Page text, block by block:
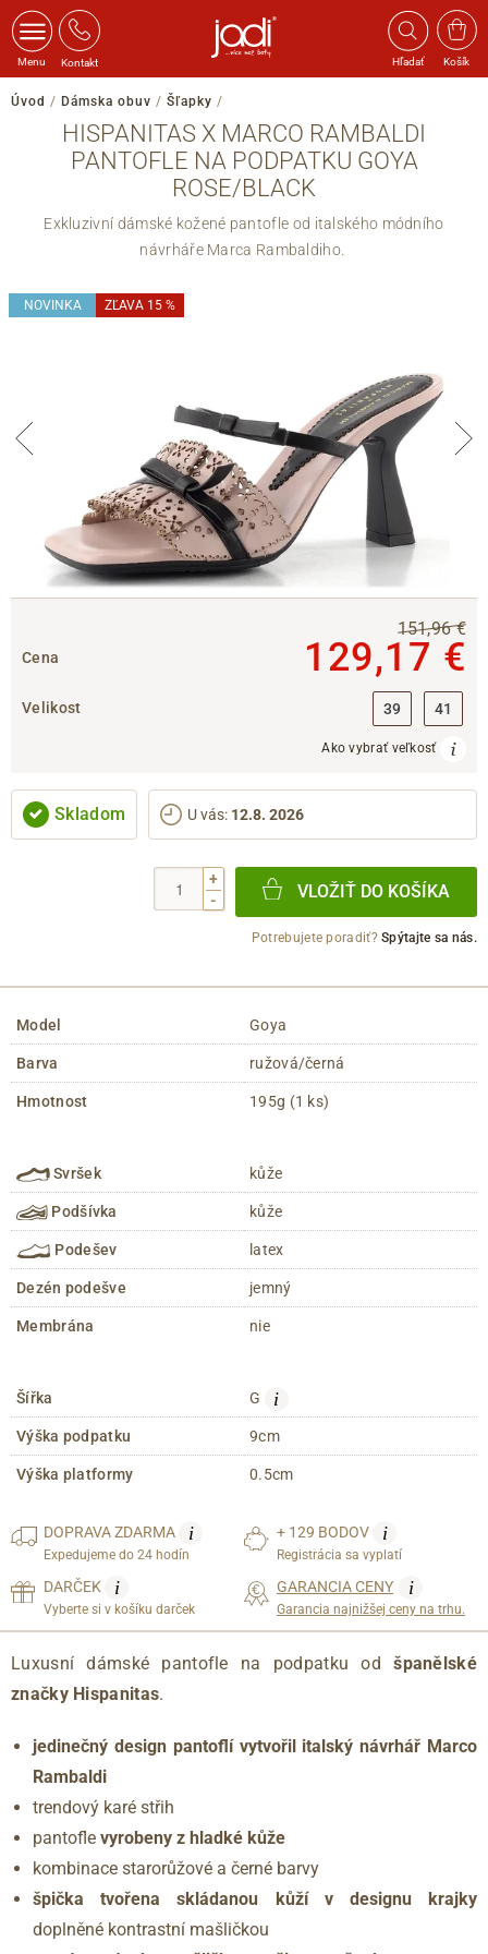
Menu Kontakt Hľadať Košík
Úvod / Dámska obuv / Šľapky /
HISPANITAS X MARCO RAMBALDI
PANTOFLE NA PODPATKU GOYA
ROSE/BLACK
Exkluzivní dámské kožené pantofle od italského módního
návrháře Marca Rambaldiho.
NOVINKA ZĽAVA 15 %
Cena
151,96 €
129,17 €
Velikost 39 41
Ako vybrať veľkosť
Skladom U vás: 12.8. 2026
+
-
VLOŽIŤ DO KOŠÍKA
Potrebujete poradiť?Spýtajte sa nás.
Model Goya
Barva ružová/černá
Hmotnost 195g (1 ks)
Svršek kůže
Podšívka kůže
Podešev latex
Dezén podešve jemný
Membrána nie
Šířka G i
Výška podpatku 9cm
Výška platformy 0.5cm
DOPRAVAZDARMA i
Expedujeme do 24 hodín
+ 129 BODOV i
Registrácia sa vyplatí
DARČEK i
Vyberte si v košíku darček
GARANCIA CENY i
Garancia najnižšej ceny na trhu.
Luxusní dámské pantofle na podpatku odšpanělské
značky Hispanitas.
jedinečný design pantoflí vytvořil italský návrhář Marco
Rambaldi
trendový karé střih
pantofle vyrobeny z hladké kůže
kombinace starorůžové a černé barvy
špička tvořena skládanou kůží v designu krajky
doplněné kontrastní mašličkou